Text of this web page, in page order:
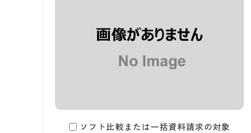
ソフト比較または一括資料請求の対象